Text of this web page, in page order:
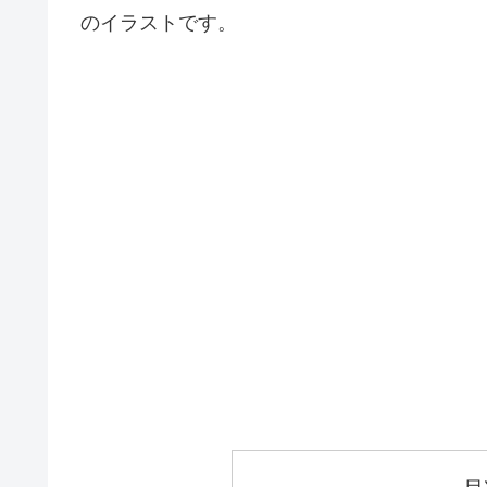
のイラストです。